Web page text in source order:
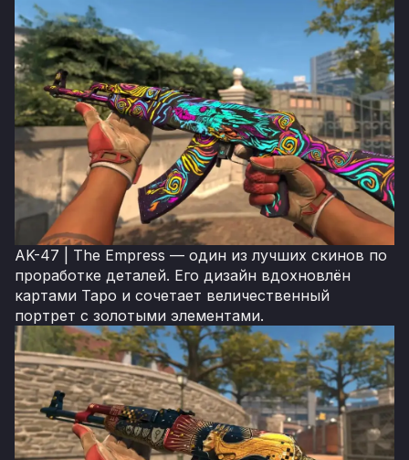
AK-47 | The Empress — один из лучших скинов по
проработке деталей. Его дизайн вдохновлён
картами Таро и сочетает величественный
портрет с золотыми элементами.